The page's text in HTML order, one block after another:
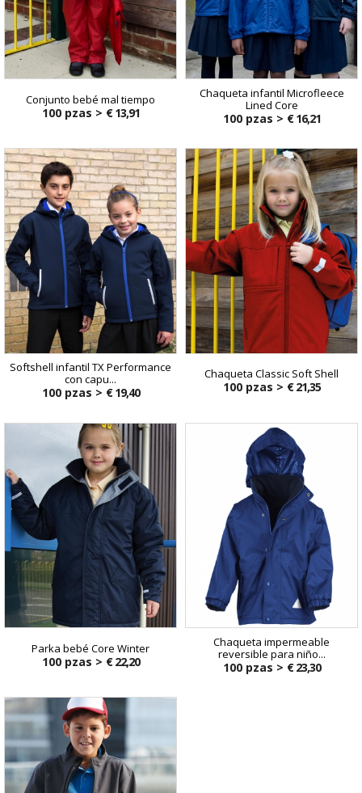
Conjunto bebé mal tiempo
100 pzas > € 13,91
Chaqueta infantil Microfleece
Lined Core
100 pzas > € 16,21
Softshell infantil TX Performance
con capu...
100 pzas > € 19,40
Chaqueta Classic Soft Shell
100 pzas > € 21,35
Parka bebé Core Winter
100 pzas > € 22,20
Chaqueta impermeable
reversible para niño...
100 pzas > € 23,30